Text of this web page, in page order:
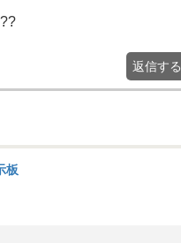
返信する
板